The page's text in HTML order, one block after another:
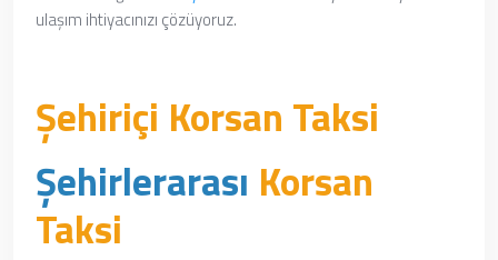
ulaşım ihtiyacınızı çözüyoruz.
Şehiriçi Korsan Taksi
Şehirlerarası Korsan
Taksi